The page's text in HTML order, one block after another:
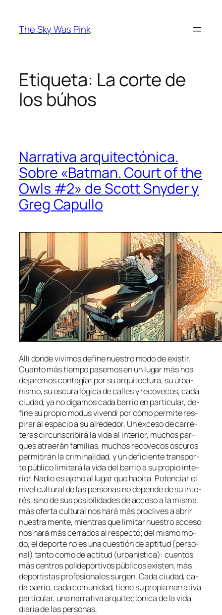
contenido
The Sky Was Pink
Etiqueta: La corte de
los búhos
Narrativa arquitectónica.
Sobre «Batman. Court of the
Owls #2» de Scott Snyder y
Greg Capullo
Allí don­de vi­vi­mos de­fi­ne nues­tro mo­do de exis­tir.
Cuanto más tiem­po pa­se­mos en un lu­gar más nos
de­ja­re­mos con­ta­giar por su ar­qui­tec­tu­ra, su ur­ba­
nis­mo, su os­cu­ra ló­gi­ca de ca­lles y re­co­ve­cos; ca­da
ciu­dad, ya no di­ga­mos ca­da ba­rrio en par­ti­cu­lar, de­
fi­ne su pro­piomo­dus vi­ven­di por có­mo per­mi­te res­
pi­rar al es­pa­cio a su al­re­de­dor. Un ex­ce­so de ca­rre­
te­ras cir­cuns­cri­bi­rá la vi­da al in­te­rior, mu­chos par­
ques atrae­rán fa­mi­lias, mu­chos re­co­ve­cos os­cu­ros
per­mi­ti­rán la cri­mi­na­li­dad, y un de­fi­cien­te trans­por­
te pú­bli­co li­mi­ta­rá la vi­da del ba­rrio a su pro­pio in­te­
rior. Nadie es ajeno al lu­gar que ha­bi­ta. Potenciar el
ni­vel cul­tu­ral de las per­so­nas no de­pen­de de su in­te­
rés, sino de sus po­si­bi­li­da­des de ac­ce­so a la mis­ma:
más ofer­ta cul­tu­ral nos ha­rá más pro­cli­ves a abrir
nues­tra men­te, mien­tras que li­mi­tar nues­tro ac­ce­so
nos ha­rá más ce­rra­dos al res­pec­to; del mis­mo mo­
do, el de­por­te no es una cues­tión de ap­ti­tud (per­so­
nal) tan­to co­mo de ac­ti­tud (ur­ba­nís­ti­ca): cuan­tos
más cen­tros po­li­de­por­ti­vos pú­bli­cos exis­ten, más
de­por­tis­tas pro­fe­sio­na­les sur­gen. Cada ciu­dad, ca­
da ba­rrio, ca­da co­mu­ni­dad, tie­ne su pro­pia na­rra­ti­va
par­ti­cu­lar, una na­rra­ti­va ar­qui­tec­tó­ni­ca de la vi­da
dia­ria de las personas.